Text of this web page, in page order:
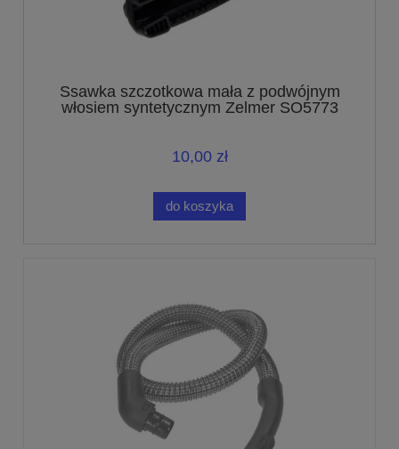
Ssawka szczotkowa mała z podwójnym
włosiem syntetycznym Zelmer SO5773
10,00 zł
do koszyka